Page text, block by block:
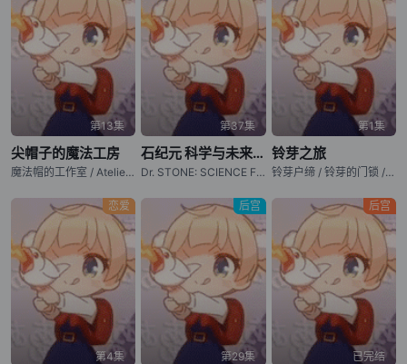
第13集
尖帽子的魔法工房
魔法帽的工作室 / Atelier of Witch Hat / Witch Hat Atelier / Tongari Boushi no Atelier
第37集
石纪元 科学与未来 第3部分
Dr. STONE: SCIENCE FUTURE Part 3 / 新石纪 科学与未来 第3部分 / 石纪元 第四季 第3部分 / 新石纪 第四季 第3部分 / Dr. Stone: Science Future 3
第1集
铃芽之旅
铃芽户缔 / 铃芽的门锁 / Suzume no Tojimari
恋爱
第4集
后宫
第29集
后宫
已完结